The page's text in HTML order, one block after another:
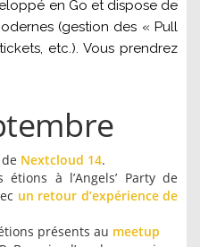
en Go et dispose de
(gestion des « Pull
etc.). Vous prendrez
Nextcloud 14.
à l’Angels’ Party de
un retour d’expérience de
présents au meetup